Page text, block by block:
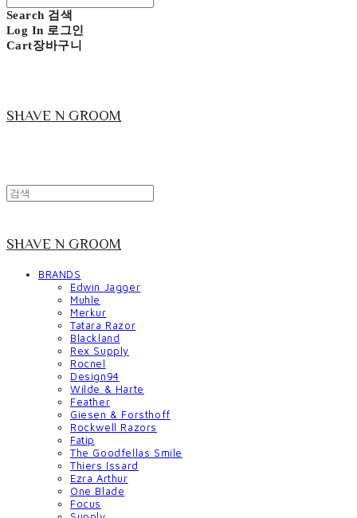
Search 검색
Log In 로그인
Cart장바구니
SHAVE N GROOM
SHAVE N GROOM
BRANDS
Edwin Jagger
Muhle
Merkur
Tatara Razor
Blackland
Rex Supply
Rocnel
Design94
Wilde & Harte
Feather
Giesen & Forsthoff
Rockwell Razors
Fatip
The Goodfellas Smile
Thiers Issard
Ezra Arthur
One Blade
Focus